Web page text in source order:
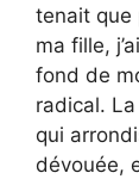
tenait que
ma fille,
fond de
radical.
qui
dévouée,